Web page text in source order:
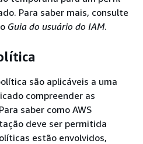
Para saber mais, consulte
Guia do usuário do IAM.
são aplicáveis a uma
compreender as
saber como AWS
deve ser permitida
estão envolvidos,